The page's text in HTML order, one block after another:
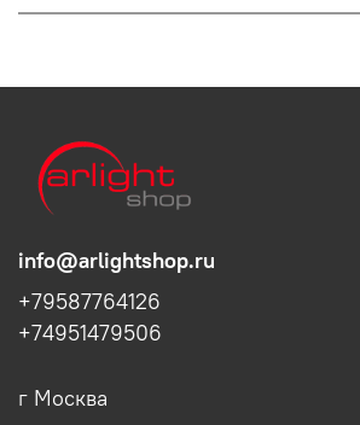
info@arlightshop.ru
+79587764126
+74951479506
г Москва